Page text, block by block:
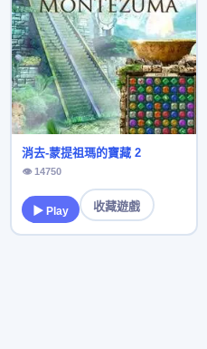
消去-蒙提祖瑪的寶藏 2
👁 14750
▶ Play 收藏遊戲